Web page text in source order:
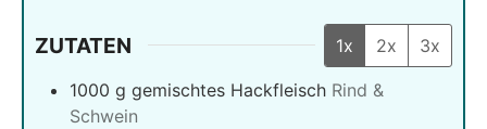
ZUTATEN 1x 2x 3x
1000 g gemischtes Hackfleisch Rind &
Schwein